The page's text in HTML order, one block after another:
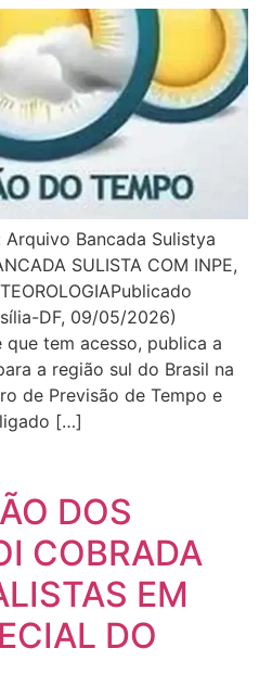
Bancada Sulistya
SULISTA COM INPE,
DF, 09/05/2026)
que tem acesso, publica a
a região sul do Brasil na
de Previsão de Tempo e
[…]
DOS
COBRADA
EM
DO